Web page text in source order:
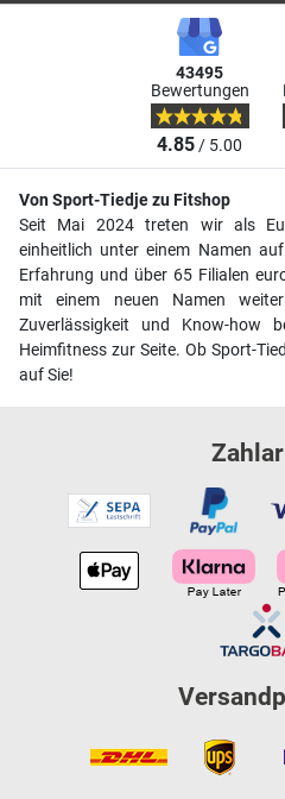
43495
Bewertungen
4.85/ 5.00
Von Sport-Tiedje zu Fitshop
Seit Mai 2024 treten wir als
einheitlich unter einem Namen
Erfahrung und über 65 Filialen
mit einem neuen Namen
Zuverlässigkeit und Know-how
Heimfitness zur Seite. Ob Sport-
auf Sie!